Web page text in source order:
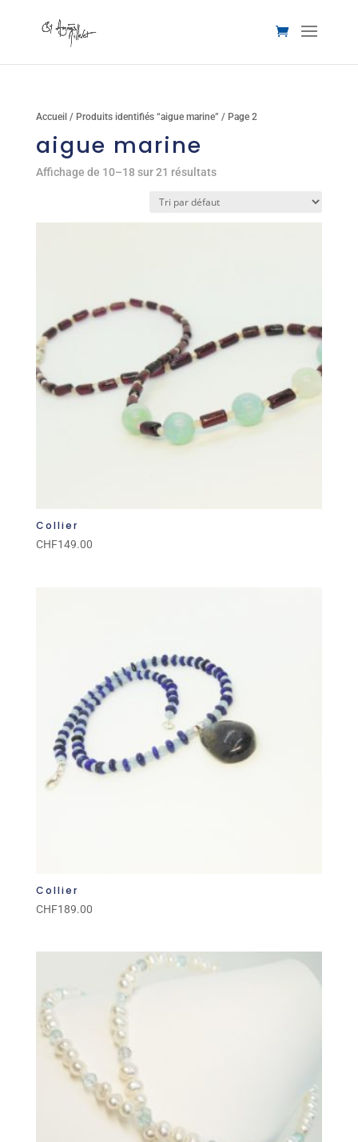
Accueil / Produits identifiés “aigue marine” / Page 2
aigue marine
Affichage de 10–18 sur 21 résultats
Collier
CHF149.00
Collier
CHF189.00